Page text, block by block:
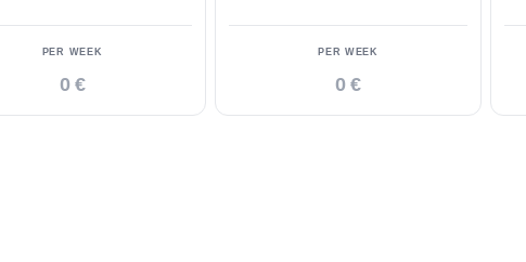
PER WEEK
0 €
PER WEEK
0 €